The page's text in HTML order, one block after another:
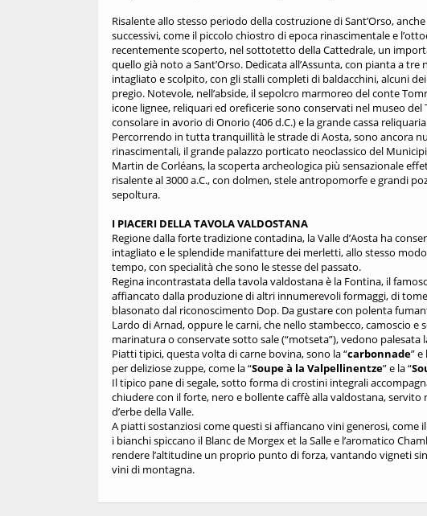
Risalente allo stesso periodo della costruzione di Sant’Orso,
successivi, come il piccolo chiostro di epoca rinascimentale e
recentemente scoperto, nel sottotetto della Cattedrale, un
quello già noto a Sant’Orso. Dedicata all’Assunta, con pianta a
intagliato e scolpito, con gli stalli completi di baldacchini, alcuni
pregio. Notevole, nell’abside, il sepolcro marmoreo del conte
icone lignee, reliquari ed oreficerie sono conservati nel museo
consolare in avorio di Onorio (406 d.C.) e la grande cassa
Percorrendo in tutta tranquillità le strade di Aosta, sono ancora
rinascimentali, il grande palazzo porticato neoclassico del
Martin de Corléans, la scoperta archeologica più sensazionale
risalente al 3000 a.C., con dolmen, stele antropomorfe e grandi
sepoltura.
I PIACERI DELLA TAVOLA VALDOSTANA
Regione dalla forte tradizione contadina, la Valle d’Aosta ha
intagliato e le splendide manifatture dei merletti, allo stesso
tempo, con specialità che sono le stesse del passato.
Regina incontrastata della tavola valdostana è la Fontina, il
affiancato dalla produzione di altri innumerevoli formaggi, di
blasonato dal riconoscimento Dop. Da gustare con polenta
Lardo di Arnad, oppure le carni, che nello stambecco, camoscio e
marinatura o conservate sotto sale (“motseta”), vedono palesata
Piatti tipici, questa volta di carne bovina, sono la “carbonnade”
per deliziose zuppe, come la “Soupe à la Valpellinentze” e la “
Il tipico pane di segale, sotto forma di crostini integrali
chiudere con il forte, nero e bollente caffè alla valdostana,
d’erbe della Valle.
A piatti sostanziosi come questi si affiancano vini generosi, come
i bianchi spiccano il Blanc de Morgex et la Salle e l’aromatico
rendere l’altitudine un proprio punto di forza, vantando vigneti
vini di montagna.